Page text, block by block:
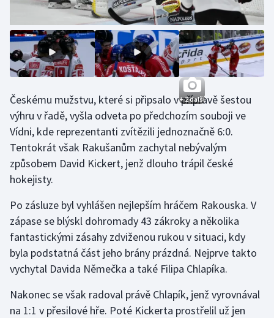
Judo
Krasobruslení
Lezení
Lyže a snowboard
Moderní pětiboj
Motorsport
Olympijské hry
Parasport
Plavání
Plážový volejbal
Ragby
+ 2 další
Českému mužstvu, které si připsalo v přípravě šestou
výhru v řadě, vyšla odveta po předchozím souboji ve
Vídni, kde reprezentanti zvítězili jednoznačně 6:0.
Tentokrát však Rakušanům zachytal nebývalým
způsobem David Kickert, jenž dlouho trápil české
hokejisty.
Po zásluze byl vyhlášen nejlepším hráčem Rakouska. V
zápase se blýskl dohromady 43 zákroky a několika
fantastickými zásahy zdviženou rukou v situaci, kdy
byla podstatná část jeho brány prázdná. Nejprve takto
vychytal Davida Němečka a také Filipa Chlapíka.
Nakonec se však radoval právě Chlapík, jenž vyrovnával
na 1:1 v přesilové hře. Poté Kickerta prostřelil už jen